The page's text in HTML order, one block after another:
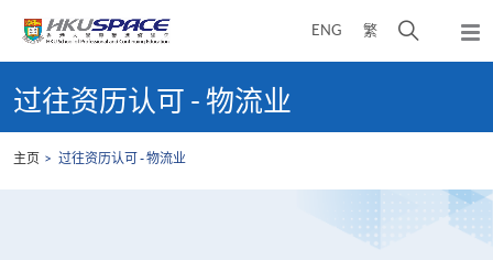
ENG 繁
开
弹
出
单
content
start过往资历认可 - 物流业
主页 过往资历认可 - 物流业